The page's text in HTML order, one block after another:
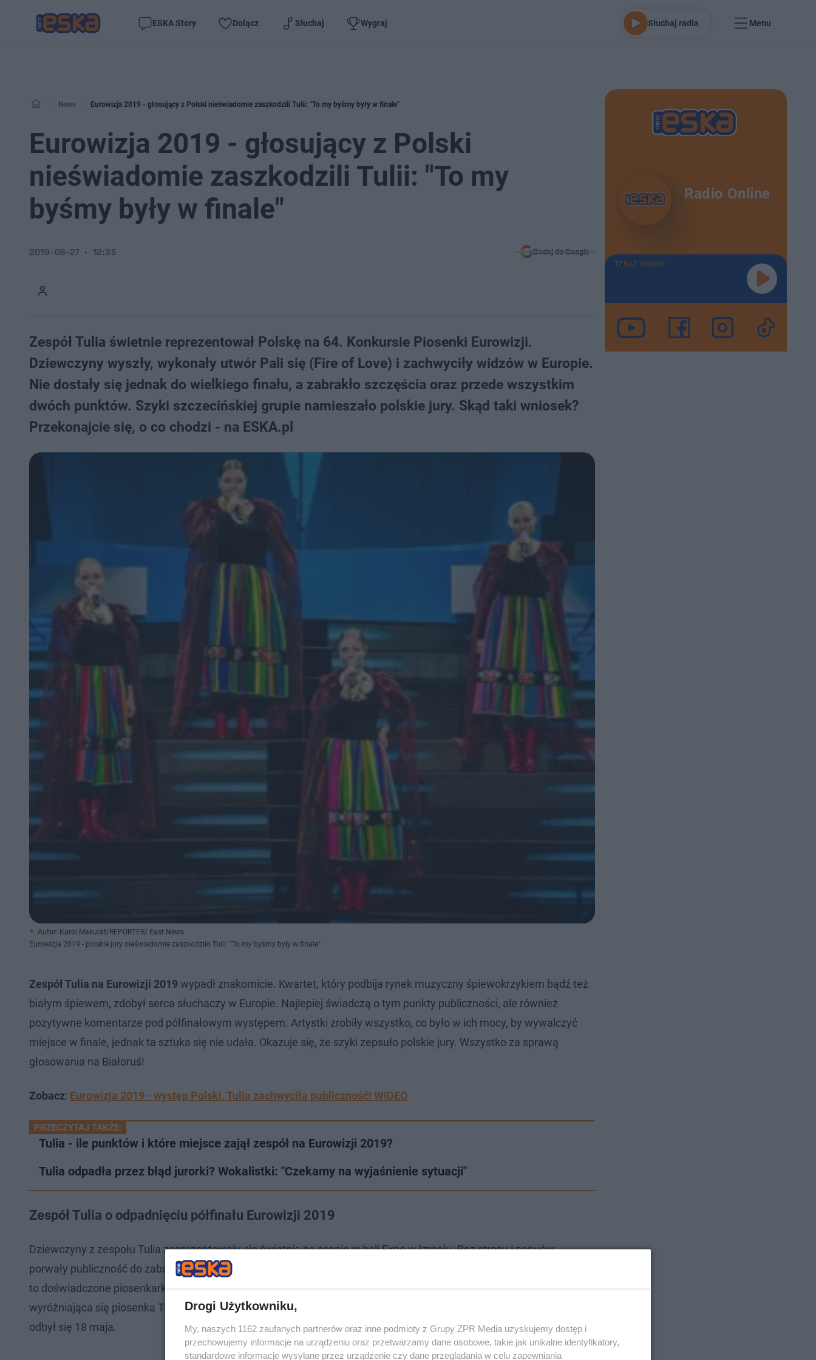
ESKA Story Dołącz Słuchaj Wygraj Słuchaj radia Menu
News Eurowizja 2019 - głosujący z Polski nieświadomie zaszkodzili Tulii: "To my byśmy były w finale"
Eurowizja 2019 - głosujący z Polski
nieświadomie zaszkodzili Tulii: "To my
byśmy były w finale"
2019-05-27 12:35 Dodaj do Google
Zespół Tulia świetnie reprezentował Polskę na 64. Konkursie Piosenki Eurowizji.
Dziewczyny wyszły, wykonały utwór Pali się (Fire of Love) i zachwyciły widzów w Europie.
Nie dostały się jednak do wielkiego finału, a zabrakło szczęścia oraz przede wszystkim
dwóch punktów. Szyki szczecińskiej grupie namieszało polskie jury. Skąd taki wniosek?
Przekonajcie się, o co chodzi - na ESKA.pl
Autor: Karol Makurat/REPORTER/ East News
Eurowizja 2019 - polskie jury nieświadomie zaszkodziło Tulii: "To my byśmy były w finale"
Zespół Tulia na Eurowizji 2019 wypadł znakomicie. Kwartet, który podbija rynek muzyczny śpiewokrzykiem bądź też
białym śpiewem, zdobył serca słuchaczy w Europie. Najlepiej świadczą o tym punkty publiczności, ale również
pozytywne komentarze pod półfinałowym występem. Artystki zrobiły wszystko, co było w ich mocy, by wywalczyć
miejsce w finale, jednak ta sztuka się nie udała. Okazuje się, że szyki zepsuło polskie jury. Wszystko za sprawą
głosowania na Białoruś!
Zobacz: Eurowizja 2019 - występ Polski. Tulia zachwyciła publiczność! WIDEO
PRZECZYTAJ TAKŻE:
Tulia - ile punktów i które miejsce zajął zespół na Eurowizji 2019?
Tulia odpadła przez błąd jurorki? Wokalistki: "Czekamy na wyjaśnienie sytuacji"
Zespół Tulia o odpadnięciu półfinału Eurowizji 2019
Dziewczyny z zespołu Tulia zaprezentowały się świetnie na scenie w hali Expo w Izraelu. Bez stresu i nerwów
porwały publiczność do zabawy. Wokalistki - Joanna Sinkiewicz, Dominika Siepa, Patrycja Nowicka oraz Tulia Biczak
to doświadczone piosenkarki i ich awans do finału Eurowizji 2019, był dla większości pewnością. Niestety,
wyróżniająca się piosenka Tulii, nie przypadła do gustu jury. Zespół nie zakwalifikował się do wielkiego finału, który
odbył się 18 maja.
Radio Online
TERAZ GRAMY
Drogi Użytkowniku,
My, naszych 1162 zaufanych partnerów oraz inne podmioty z Grupy ZPR Media uzyskujemy dostęp i
przechowujemy informacje na urządzeniu oraz przetwarzamy dane osobowe, takie jak unikalne identyfikatory,
standardowe informacje wysyłane przez urządzenie czy dane przeglądania w celu zapewniania